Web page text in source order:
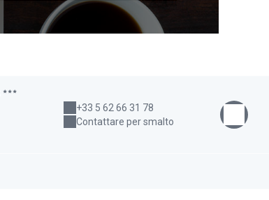
+33 5 62 66 31 78
Contattare per smalto